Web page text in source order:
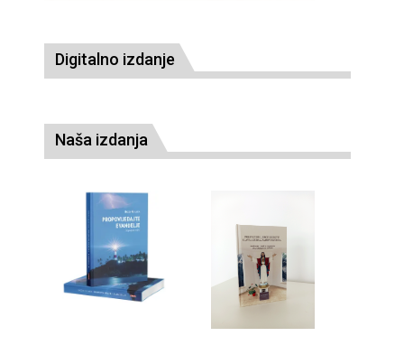
Digitalno izdanje
Naša izdanja